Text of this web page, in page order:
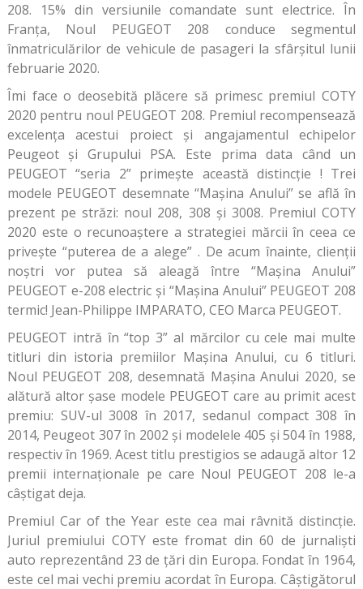
208. 15% din versiunile comandate sunt electrice. În
Franța, Noul PEUGEOT 208 conduce segmentul
înmatriculărilor de vehicule de pasageri la sfârșitul lunii
februarie 2020.
Îmi face o deosebită plăcere să primesc premiul COTY
2020 pentru noul PEUGEOT 208. Premiul recompensează
excelența acestui proiect și angajamentul echipelor
Peugeot și Grupului PSA. Este prima data când un
PEUGEOT “seria 2” primește această distincție ! Trei
modele PEUGEOT desemnate “Mașina Anului” se află în
prezent pe străzi: noul 208, 308 și 3008. Premiul COTY
2020 este o recunoaștere a strategiei mărcii în ceea ce
privește “puterea de a alege” . De acum înainte, clienții
noștri vor putea să aleagă între “Mașina Anului”
PEUGEOT e-208 electric și “Mașina Anului” PEUGEOT 208
termic! Jean-Philippe IMPARATO, CEO Marca PEUGEOT.
PEUGEOT intră în “top 3” al mărcilor cu cele mai multe
titluri din istoria premiilor Mașina Anului, cu 6 titluri.
Noul PEUGEOT 208, desemnată Mașina Anului 2020, se
alătură altor șase modele PEUGEOT care au primit acest
premiu: SUV-ul 3008 în 2017, sedanul compact 308 în
2014, Peugeot 307 în 2002 și modelele 405 și 504 în 1988,
respectiv în 1969. Acest titlu prestigios se adaugă altor 12
premii internaționale pe care Noul PEUGEOT 208 le-a
câștigat deja.
Premiul Car of the Year este cea mai râvnită distincție.
Juriul premiului COTY este fromat din 60 de jurnaliști
auto reprezentând 23 de țări din Europa. Fondat în 1964,
este cel mai vechi premiu acordat în Europa. Câștigătorul